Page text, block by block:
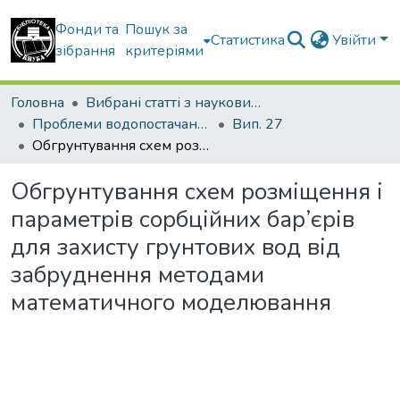
Фонди та
зібрання
Пошук за
критеріями
Статистика Увійти
Головна
Вибрані статті з наукових збірників КНУБА
Проблеми водопостачання, водовідведення та гідравліки
Вип. 27
Обгрунтування схем розміщення і параметрів сорбційних бар’єрів для захисту грунтових вод від забруднення методами математичного моделювання
Обгрунтування схем розміщення і
параметрів сорбційних бар’єрів
для захисту грунтових вод від
забруднення методами
математичного моделювання